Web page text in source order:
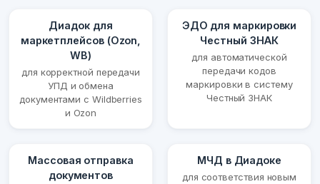
Диадок для
маркетплейсов (Ozon,
WB)
для корректной передачи
УПД и обмена
документами с Wildberries
и Ozon
ЭДО для маркировки
Честный ЗНАК
для автоматической
передачи кодов
маркировки в систему
Честный ЗНАК
Массовая отправка
документов
МЧД в Диадоке
для соответствия новым